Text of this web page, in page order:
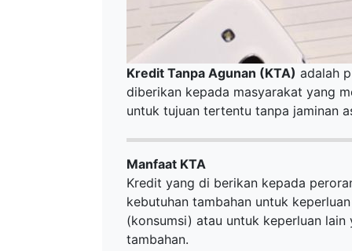
Kredit Tanpa Agunan (KTA) adalah
diberikan kepada masyarakat yang
untuk tujuan tertentu tanpa jaminan
Manfaat KTA
Kredit yang di berikan kepada
kebutuhan tambahan untuk
(konsumsi) atau untuk keperluan
tambahan.